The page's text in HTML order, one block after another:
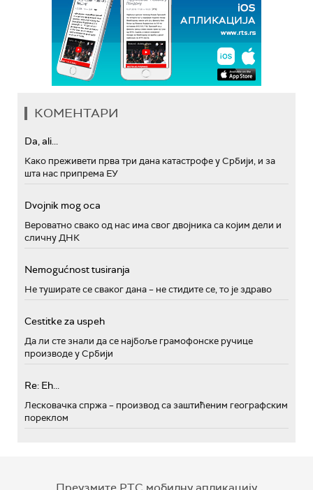
КОМЕНТАРИ
Da, ali...
Како преживети прва три дана катастрофе у Србији, и за
шта нас припрема ЕУ
Dvojnik mog oca
Вероватно свако од нас има свог двојника са којим дели и
сличну ДНК
Nemogućnost tusiranja
Не туширате се сваког дана – не стидите се, то је здраво
Cestitke za uspeh
Да ли сте знали да се најбоље грамофонске ручице
производе у Србији
Re: Eh...
Лесковачка спржа – производ са заштићеним географским
пореклом